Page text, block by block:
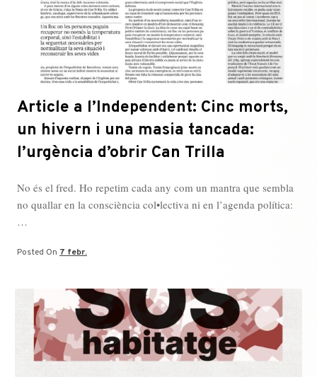
Article a l’Independent: Cinc morts,
un hivern i una masia tancada:
l’urgència d’obrir Can Trilla
No és el fred. Ho repetim cada any com un mantra que sembla
no quallar en la consciència col•lectiva ni en l’agenda política:
…
Posted On 7 febr.